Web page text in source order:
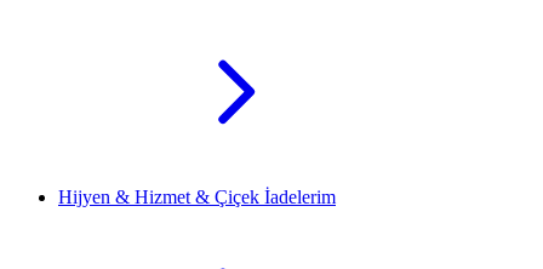
Hijyen & Hizmet & Çiçek İadelerim